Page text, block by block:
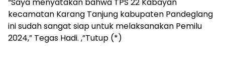
kecamatan Karang Tanjung kabupaten Pandeglang
ini sudah sangat siap untuk melaksanakan Pemilu
2024,” Tegas Hadi. ,”Tutup (*)